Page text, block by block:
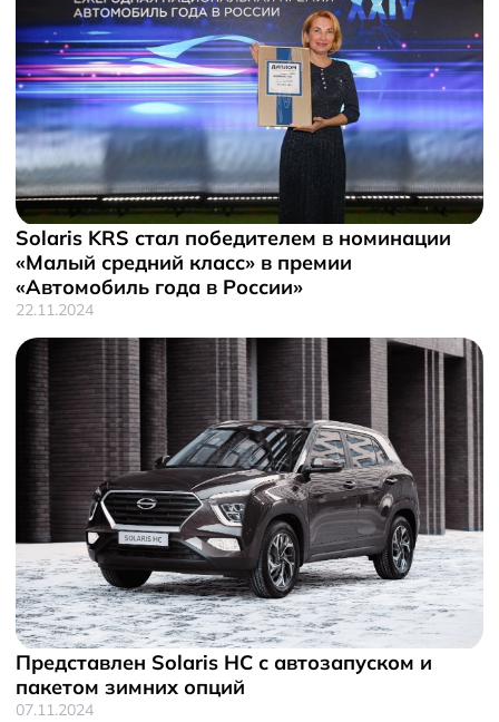
Solaris KRS стал победителем в номинации
«Малый средний класс» в премии
«Автомобиль года в России»
22.11.2024
Представлен Solaris HC с автозапуском и
пакетом зимних опций
07.11.2024